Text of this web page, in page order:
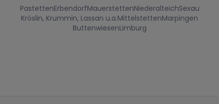
PastettenErbendorfMauerstettenNiederalteichSexau
Kröslin, Krummin, Lassan u.a.MittelstettenMarpingen
ButtenwiesenLimburg